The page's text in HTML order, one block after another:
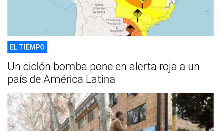
EL TIEMPO
Un ciclón bomba pone en alerta roja a un
país de América Latina